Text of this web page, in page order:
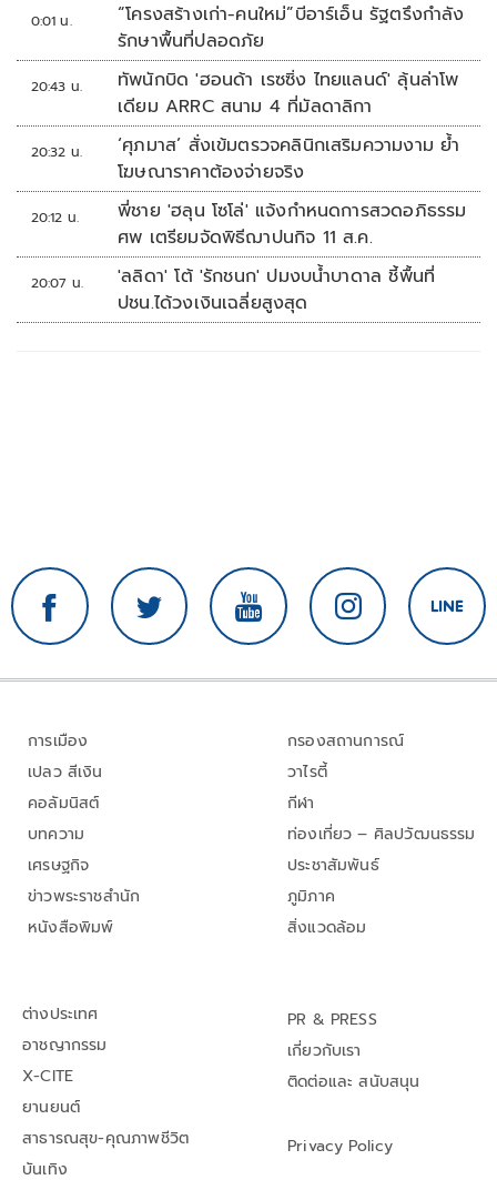
0:01 น.
“โครงสร้างเก่า-คนใหม่”บีอาร์เอ็น รัฐตรึงกำลัง
รักษาพื้นที่ปลอดภัย
20:43 น.
ทัพนักบิด 'ฮอนด้า เรซซิ่ง ไทยแลนด์' ลุ้นล่าโพ
เดียม ARRC สนาม 4 ที่มัลดาลิกา
20:32 น.
‘ศุภมาส’ สั่งเข้มตรวจคลินิกเสริมความงาม ย้ำ
โฆษณาราคาต้องจ่ายจริง
20:12 น.
พี่ชาย 'ฮลุน โซโล่' แจ้งกำหนดการสวดอภิธรรม
ศพ เตรียมจัดพิธีฌาปนกิจ 11 ส.ค.
20:07 น.
'ลลิดา' โต้ 'รักชนก' ปมงบน้ำบาดาล ชี้พื้นที่
ปชน.ได้วงเงินเฉลี่ยสูงสุด
การเมือง
เปลว สีเงิน
คอลัมนิสต์
บทความ
เศรษฐกิจ
ข่าวพระราชสำนัก
หนังสือพิมพ์
กรองสถานการณ์
วาไรตี้
กีฬา
ท่องเที่ยว – ศิลปวัฒนธรรม
ประชาสัมพันธ์
ภูมิภาค
สิ่งแวดล้อม
ต่างประเทศ
อาชญากรรม
X-CITE
ยานยนต์
สาธารณสุข-คุณภาพชีวิต
บันเทิง
PR & PRESS
เกี่ยวกับเรา
ติดต่อและ สนับสนุน
Privacy Policy